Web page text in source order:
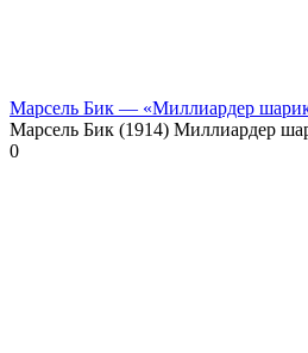
Марсель Бик — «Миллиардер
Марсель Бик (1914) Миллиардер
0